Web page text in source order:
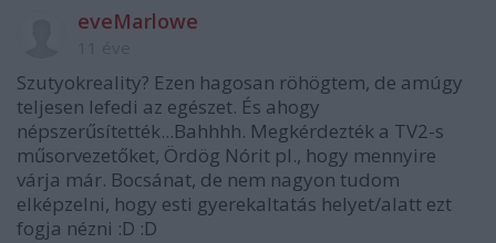
eveMarlowe
Szutyokreality? Ezen hagosan röhögtem, de amúgy
teljesen lefedi az egészet. És ahogy
népszerűsítették...Bahhhh. Megkérdezték a TV2-s
műsorvezetőket, Ördög Nórit pl., hogy mennyire
várja már. Bocsánat, de nem nagyon tudom
elképzelni, hogy esti gyerekaltatás helyet/alatt ezt
fogja nézni :D :D